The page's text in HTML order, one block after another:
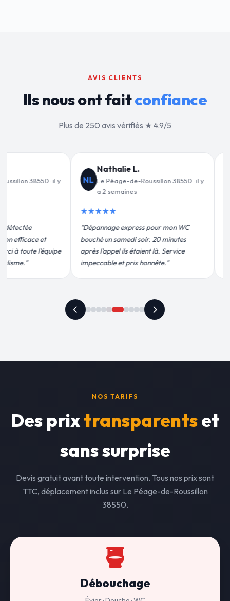
AVIS CLIENTS
Ils nous ont faitconfiance
Plus de 250 avis vérifiés ★ 4.9/5
il y JF
Jean-François C.
Le Péage-de-Roussillon 38550 · il y
a 3 semaines
"Remplacement de mon chauffe-eau en
moins de 2h. Équipe très pro, devis
conforme, chantier propre. Je
recommande vivement."
VD Le Péage-
"Un grand
pour leur
efficace. Fuite
NOS TARIFS
Des prixtransparentset
sans surprise
Devis gratuit avant toute intervention. Tous nos prix sont
TTC, déplacement inclus sur Le Péage-de-Roussillon
38550.
Débouchage